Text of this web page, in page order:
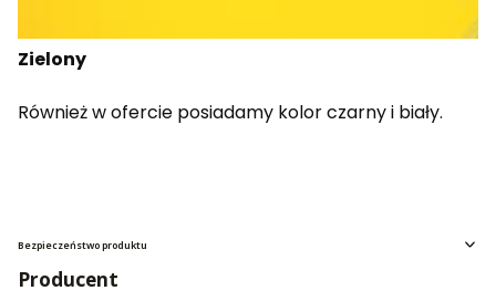
Zielony
Również w ofercie posiadamy kolor czarny i biały.
Bezpieczeństwo produktu
Producent